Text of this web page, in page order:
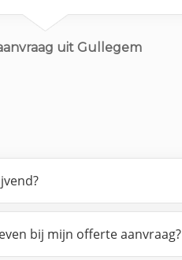
uit Gullegem
bij mijn offerte aanvraag?